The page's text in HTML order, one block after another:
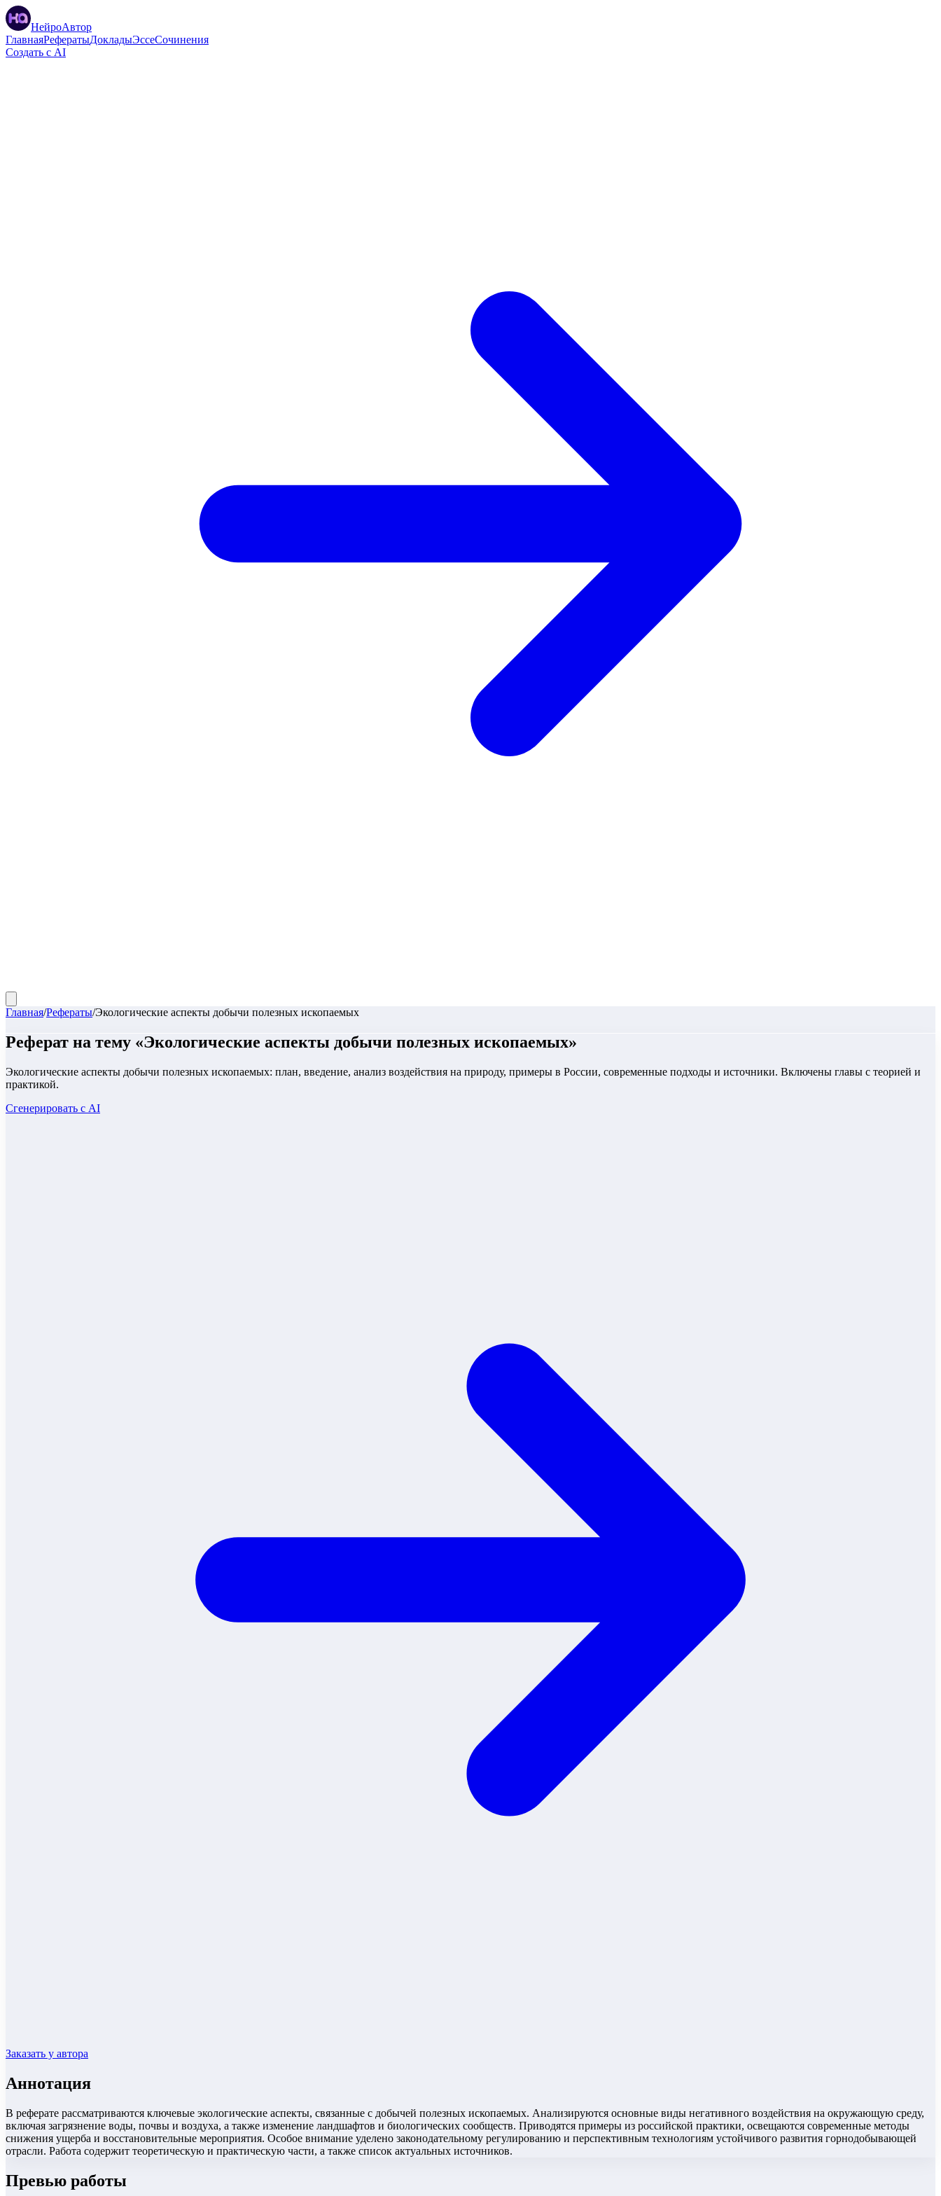
НейроАвтор
ГлавнаяРефератыДокладыЭссеСочинения
Создать с AI
Главная/Рефераты/Экологические аспекты добычи полезных ископаемых
Реферат на тему «Экологические аспекты добычи полезных ископаемых»
Экологические аспекты добычи полезных ископаемых: план, введение, анализ воздействия на природу, примеры в России, современные подходы и источники. Включены главы с теорией и
практикой.
Сгенерировать с AI
Заказать у автора
Аннотация
В реферате рассматриваются ключевые экологические аспекты, связанные с добычей полезных ископаемых. Анализируются основные виды негативного воздействия на окружающую среду,
включая загрязнение воды, почвы и воздуха, а также изменение ландшафтов и биологических сообществ. Приводятся примеры из российской практики, освещаются современные методы
снижения ущерба и восстановительные мероприятия. Особое внимание уделено законодательному регулированию и перспективным технологиям устойчивого развития горнодобывающей
отрасли. Работа содержит теоретическую и практическую части, а также список актуальных источников.
Превью работы